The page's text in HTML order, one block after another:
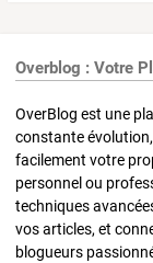
Overblog : Votre
OverBlog est une
constante
facilement votre
personnel ou
techniques
vos articles, et
blogueurs